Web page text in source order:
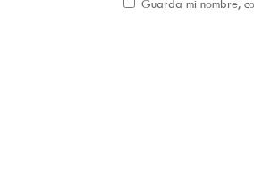
Guarda mi nombre,